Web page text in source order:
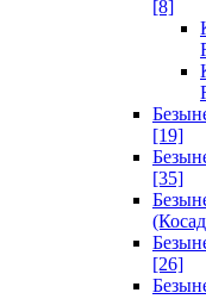
[8]
[19]
[35]
[26]